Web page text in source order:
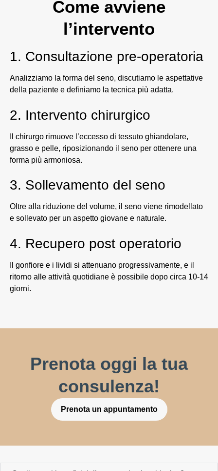
Come avviene
l’intervento
1. Consultazione pre-operatoria
Analizziamo la forma del seno, discutiamo le aspettative
della paziente e definiamo la tecnica più adatta.
2. Intervento chirurgico
Il chirurgo rimuove l’eccesso di tessuto ghiandolare,
grasso e pelle, riposizionando il seno per ottenere una
forma più armoniosa.
3. Sollevamento del seno
Oltre alla riduzione del volume, il seno viene rimodellato
e sollevato per un aspetto giovane e naturale.
4. Recupero post operatorio
Il gonfiore e i lividi si attenuano progressivamente, e il
ritorno alle attività quotidiane è possibile dopo circa 10-14
giorni.
Prenota oggi la tua
consulenza!
Prenota un appuntamento